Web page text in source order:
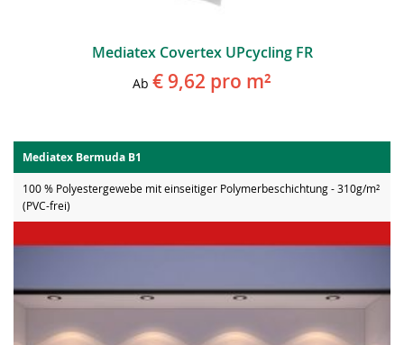
Mediatex Covertex UPcycling FR
Ab € 9,62 pro m²
Mediatex Bermuda B1
100 % Polyestergewebe mit einseitiger Polymerbeschichtung - 310g/m²
(PVC-frei)